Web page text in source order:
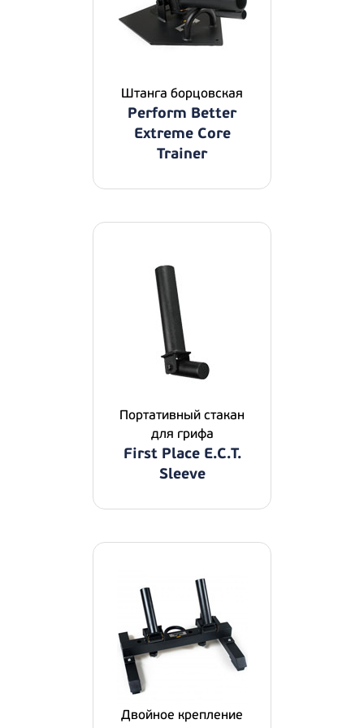
Штанга борцовская
Perform Better
Extreme Core
Trainer
Портативный стакан
для грифа
First Place E.C.T.
Sleeve
Двойное крепление